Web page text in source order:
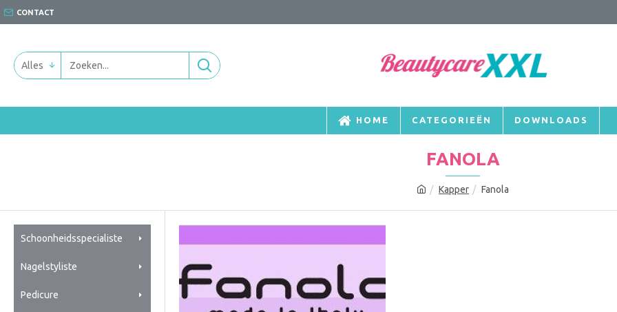
CONTACT
Alles
HOME CATEGORIEËN DOWNLOADS
Kapper Fanola
FANOLA
Schoonheidsspecialiste
Nagelstyliste
Pedicure